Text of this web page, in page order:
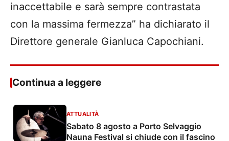
inaccettabile e sarà sempre contrastata
con la massima fermezza” ha dichiarato il
Direttore generale Gianluca Capochiani.
Continua a leggere
ATTUALITÀ
Sabato 8 agosto a Porto Selvaggio
Nauna Festival si chiude con il fascino